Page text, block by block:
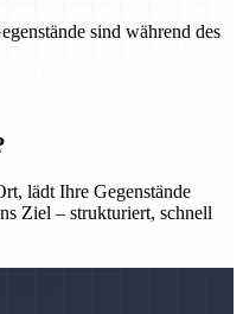
sind während des
lädt Ihre Gegenstände
Ziel – strukturiert, schnell